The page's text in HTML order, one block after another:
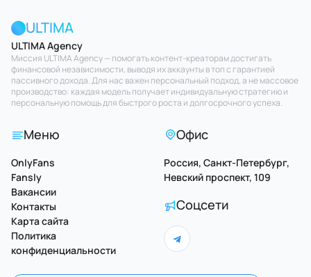
ULTIMA
ULTIMA Agency
Миссия ULTIMA Agency — помогать контент-креаторам достигать
финансовой независимости, выводя их аккаунты в топ с гарантией
пассивного дохода. Для нас важен персональный подход, а не массовое
производство: каждая модель получает индивидуальную стратегию и
персональную помощь для быстрого роста и долгосрочного успеха.
Меню
OnlyFans
Fansly
Вакансии
Контакты
Карта сайта
Политика
конфиденциальности
Офис
Россия, Санкт-Петербург,
Невский проспект, 109
Соцсети